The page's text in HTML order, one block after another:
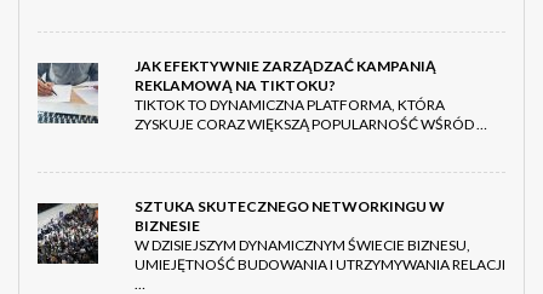
JAK EFEKTYWNIE ZARZĄDZAĆ KAMPANIĄ
REKLAMOWĄ NA TIKTOKU?
TIKTOK TO DYNAMICZNA PLATFORMA, KTÓRA
ZYSKUJE CORAZ WIĘKSZĄ POPULARNOŚĆ WŚRÓD …
SZTUKA SKUTECZNEGO NETWORKINGU W
BIZNESIE
W DZISIEJSZYM DYNAMICZNYM ŚWIECIE BIZNESU,
UMIEJĘTNOŚĆ BUDOWANIA I UTRZYMYWANIA RELACJI
…